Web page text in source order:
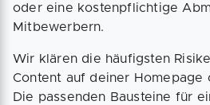
oder eine kostenpflichtige
Mitbewerbern.
Wir klären die häufigsten
Content auf deiner
Die passenden Bausteine für